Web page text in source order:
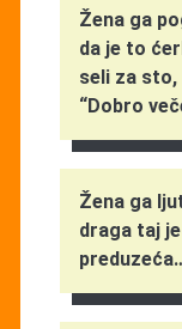
Žena ga
da je to
seli za
“Dobro
Žena ga
draga taj